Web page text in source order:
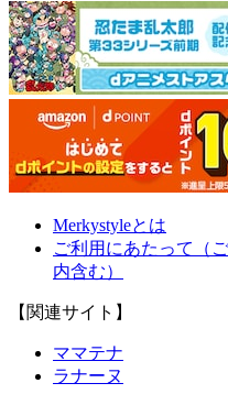
Merkystyleとは
ご利用にあたって（
内含む）
【関連サイト】
ママテナ
ラナーヌ